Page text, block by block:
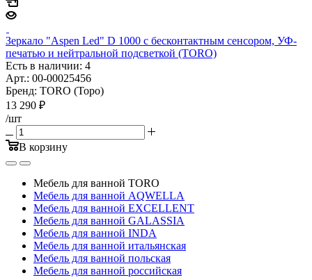
Зеркало "Aspen Led" D 1000 с бесконтактным сенсором, УФ-
печатью и нейтральной подсветкой (TORO)
Есть в наличии: 4
Арт.: 00-00025456
Бренд: TORO (Торо)
13 290 ₽
/шт
В корзину
Мебель для ванной TORO
Мебель для ванной AQWELLA
Мебель для ванной EXCELLENT
Мебель для ванной GALASSIA
Мебель для ванной INDA
Мебель для ванной итальянская
Мебель для ванной польская
Мебель для ванной российская